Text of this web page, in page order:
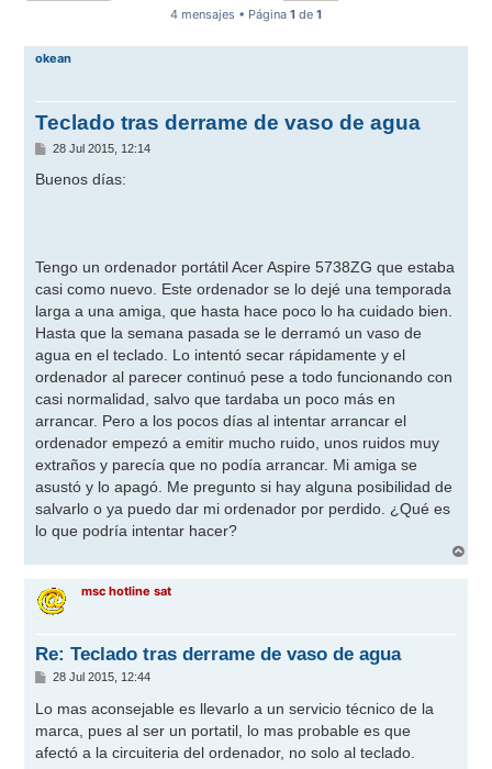
4 mensajes • Página 1 de 1
okean
Teclado tras derrame de vaso de agua
M
n
28 Jul 2015, 12:14
Buenos días:
Tengo un ordenador portátil Acer Aspire 5738ZG que estaba
casi como nuevo. Este ordenador se lo dejé una temporada
larga a una amiga, que hasta hace poco lo ha cuidado bien.
Hasta que la semana pasada se le derramó un vaso de
agua en el teclado. Lo intentó secar rápidamente y el
ordenador al parecer continuó pese a todo funcionando con
casi normalidad, salvo que tardaba un poco más en
arrancar. Pero a los pocos días al intentar arrancar el
ordenador empezó a emitir mucho ruido, unos ruidos muy
extraños y parecía que no podía arrancar. Mi amiga se
asustó y lo apagó. Me pregunto si hay alguna posibilidad de
salvarlo o ya puedo dar mi ordenador por perdido. ¿Qué es
lo que podría intentar hacer?
r
msc hotline sat
Re: Teclado tras derrame de vaso de agua
M
n
s
a
j
e
28 Jul 2015, 12:44
Lo mas aconsejable es llevarlo a un servicio técnico de la
marca, pues al ser un portatil, lo mas probable es que
afectó a la circuiteria del ordenador, no solo al teclado.